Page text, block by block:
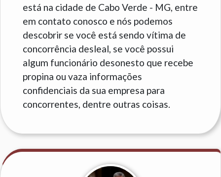
está na cidade de Cabo Verde - MG, entre
em contato conosco e nós podemos
descobrir se você está sendo vítima de
concorrência desleal, se você possui
algum funcionário desonesto que recebe
propina ou vaza informações
confidenciais da sua empresa para
concorrentes, dentre outras coisas.